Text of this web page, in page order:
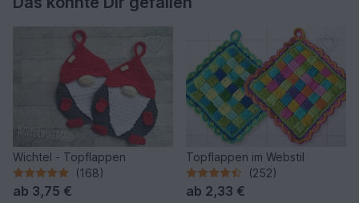
Wichtel - Topflappen
(168)
ab 3,75 €
Topflappen im Webstil
(252)
ab 2,33 €